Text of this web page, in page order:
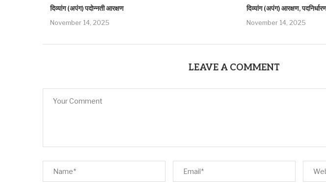
दिव्यांग (अपंग) पदोन्नती आरक्षण
November 14, 2025
दिव्यांग (अपंग) आरक्षण,
November 14, 2025
LEAVE A COMMENT